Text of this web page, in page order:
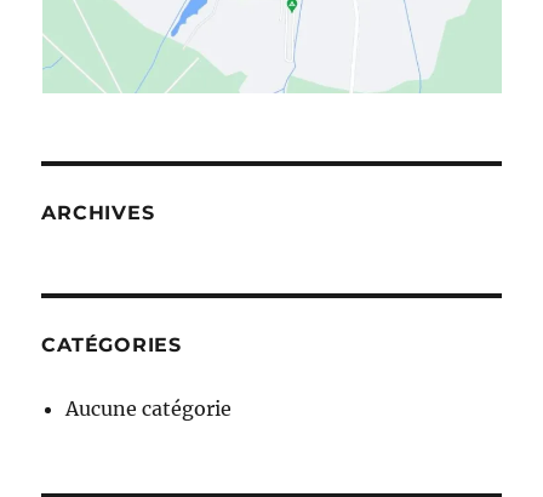
ARCHIVES
CATÉGORIES
Aucune catégorie